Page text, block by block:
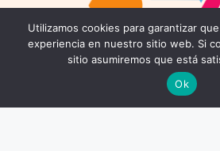
Utilizamos cookies para garantizar
experiencia en nuestro sitio web. Si
sitio asumiremos que está
Ok